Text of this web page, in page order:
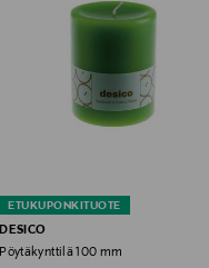
ETUKUPONKITUOTE
DESICO
Pöytäkynttilä 100 mm